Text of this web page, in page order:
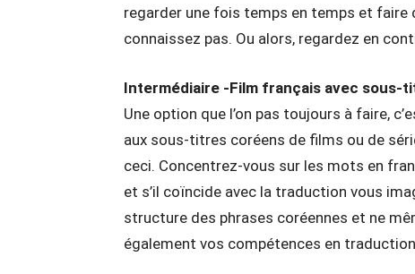
regarder une fois temps en temps et faire
connaissez pas. Ou alors, regardez en
Intermédiaire -Film français avec sous-
Une option que l’on pas toujours à faire,
aux sous-titres coréens de films ou de
ceci. Concentrez-vous sur les mots en
et s’il coïncide avec la traduction vous
structure des phrases coréennes et ne
également vos compétences en